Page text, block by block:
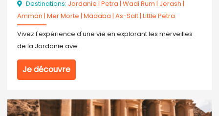
Destinations: Jordanie | Petra | Wadi Rum | Jerash |
Amman | Mer Morte | Madaba | As-Salt| Little Petra
Vivez l'expérience d'une vie en explorant les merveilles
de la Jordanie ave...
Je découvre